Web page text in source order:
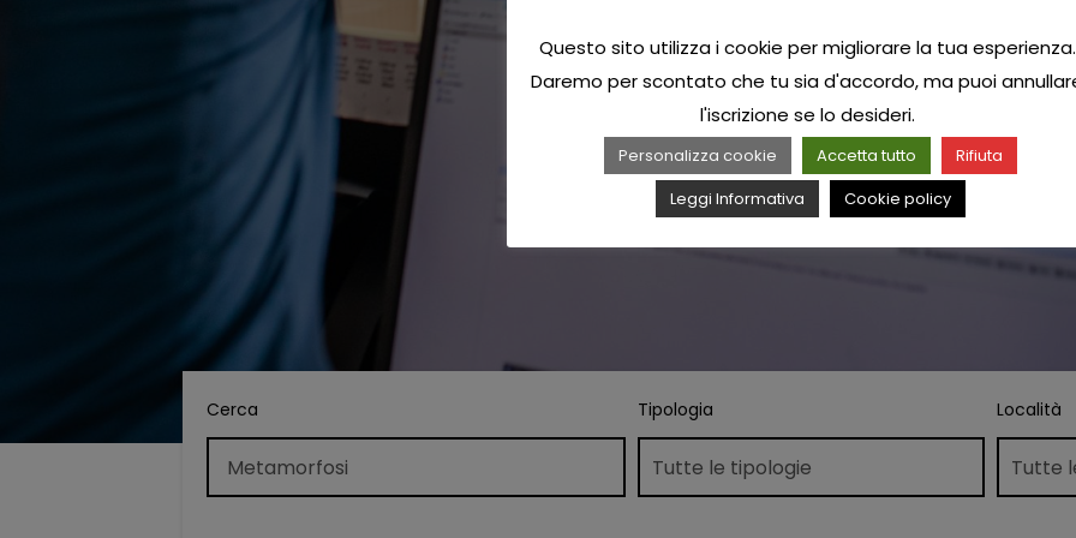
Cerca Tipologia Località
Questo sito utilizza i cookie per migliorare la tua esperienza.
Daremo per scontato che tu sia d'accordo, ma puoi
l'iscrizione se lo desideri.
Personalizza cookie Accetta tutto
Rifiuta
Leggi Informativa
Cookie policy